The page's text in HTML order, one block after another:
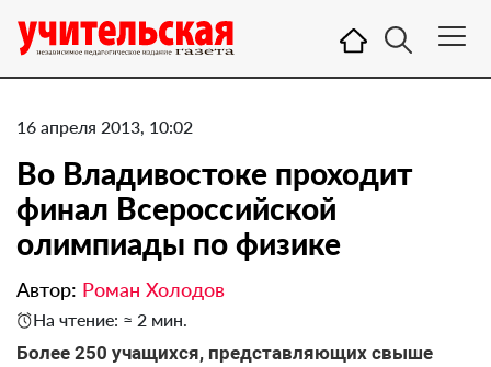
16 апреля 2013, 10:02
Во Владивостоке проходит
финал Всероссийской
олимпиады по физике
Автор: Роман Холодов
На чтение: ≈ 2 мин.
Более 250 учащихся, представляющих свыше